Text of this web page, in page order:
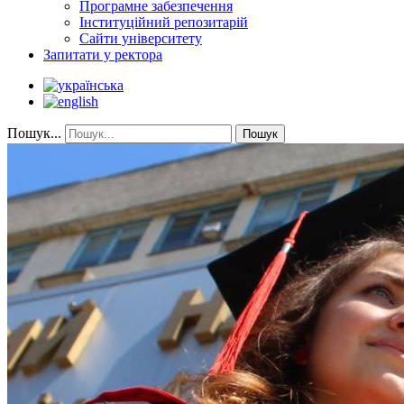
Програмне забезпечення
Інституційний репозитарій
Сайти університету
Запитати у ректора
Пошук... Пошук